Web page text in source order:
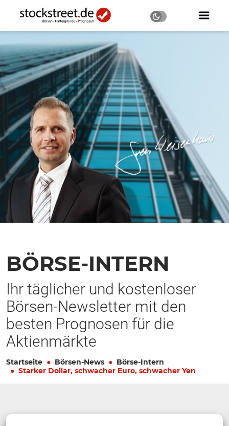
BÖRSE-INTERN
Ihr täglicher und kostenloser
Börsen-Newsletter mit den
besten Prognosen für die
Aktienmärkte
Startseite Börsen-News
Börse-Intern
Starker Dollar, schwacher Euro, schwacher Yen